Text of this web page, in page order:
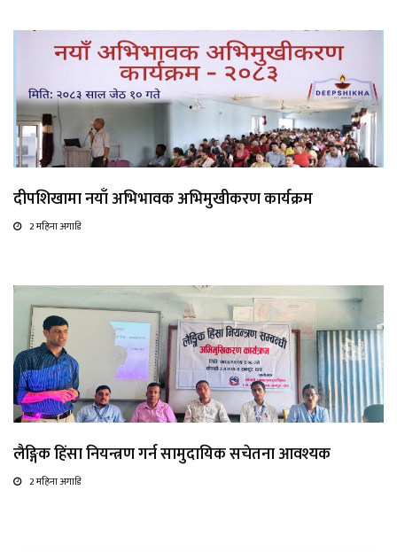
दीपशिखामा नयाँ अभिभावक अभिमुखीकरण कार्यक्रम
2 महिना अगाडि
लैङ्गिक हिंसा नियन्त्रण गर्न सामुदायिक सचेतना आवश्यक
2 महिना अगाडि